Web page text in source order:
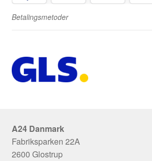
Betalingsmetoder
A24 Danmark
Fabriksparken 22A
2600 Glostrup